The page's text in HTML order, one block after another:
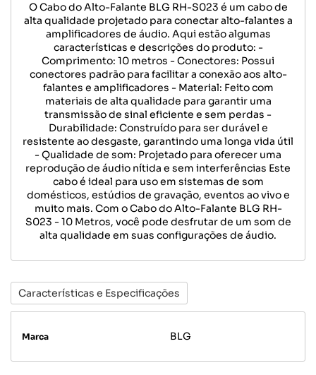
O Cabo do Alto-Falante BLG RH-S023 é um cabo de
alta qualidade projetado para conectar alto-falantes a
amplificadores de áudio. Aqui estão algumas
características e descrições do produto: -
Comprimento: 10 metros - Conectores: Possui
conectores padrão para facilitar a conexão aos alto-
falantes e amplificadores - Material: Feito com
materiais de alta qualidade para garantir uma
transmissão de sinal eficiente e sem perdas -
Durabilidade: Construído para ser durável e
resistente ao desgaste, garantindo uma longa vida útil
- Qualidade de som: Projetado para oferecer uma
reprodução de áudio nítida e sem interferências Este
cabo é ideal para uso em sistemas de som
domésticos, estúdios de gravação, eventos ao vivo e
muito mais. Com o Cabo do Alto-Falante BLG RH-
S023 - 10 Metros, você pode desfrutar de um som de
alta qualidade em suas configurações de áudio.
Características e Especificações
Marca BLG